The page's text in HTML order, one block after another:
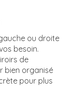
ou droite
besoin.
de
bien organisé
pour plus